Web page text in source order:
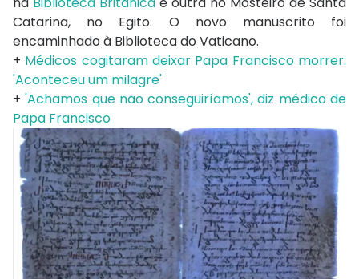
Catarina, no Egito. O novo manuscrito foi
encaminhado à Biblioteca do Vaticano.
+ Médicos cogitaram deixar Papa Francisco morrer:
'Aconteceu um milagre'
+'Achamos que não conseguiríamos', diz médico de
Papa Francisco